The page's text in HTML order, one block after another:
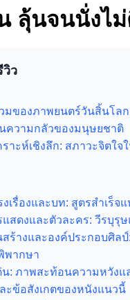
ลุ้นจนนั่งไ
ว
มของภาพยนตร์วันสิ้นโลก
ความกลัวของมนุษยชาติ
ราะห์เชิงลึก: สภาวะจิตใจ
งเรื่องและบท: สูตรสำเร็จ
แสดงและตัวละคร: วีรบุรุ
สร้างและองค์ประกอบศิล
พากษา
น: ภาพสะท้อนความหวังแ
ะข้อสังเกตของหนังแนวนี้